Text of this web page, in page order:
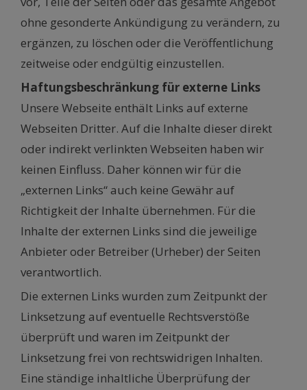
ohne gesonderte Ankündigung zu verändern, zu
ergänzen, zu löschen oder die Veröffentlichung
zeitweise oder endgültig einzustellen.
Haftungsbeschränkung für externe Links
Unsere Webseite enthält Links auf externe
Webseiten Dritter. Auf die Inhalte dieser direkt
oder indirekt verlinkten Webseiten haben wir
keinen Einfluss. Daher können wir für die
„externen Links“ auch keine Gewähr auf
Richtigkeit der Inhalte übernehmen. Für die
Inhalte der externen Links sind die jeweilige
Anbieter oder Betreiber (Urheber) der Seiten
verantwortlich.
Die externen Links wurden zum Zeitpunkt der
Linksetzung auf eventuelle Rechtsverstöße
überprüft und waren im Zeitpunkt der
Linksetzung frei von rechtswidrigen Inhalten.
Eine ständige inhaltliche Überprüfung der